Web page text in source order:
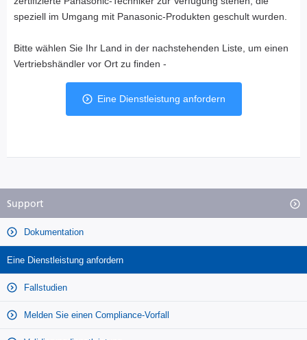
speziell im Umgang mit Panasonic-Produkten geschult wurden.
Bitte wählen Sie Ihr Land in der nachstehenden Liste, um einen
Vertriebshändler vor Ort zu finden -
Eine Dienstleistung anfordern
Support
Dokumentation
Eine Dienstleistung anfordern
Fallstudien
Melden Sie einen Compliance-Vorfall